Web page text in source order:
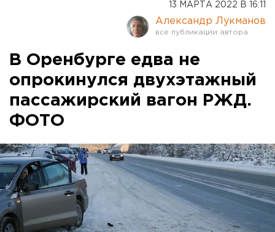
13 МАРТА 2022 В 16:11
Александр Лукманов
В Оренбурге едва не
опрокинулся двухэтажный
пассажирский вагон РЖД.
ФОТО